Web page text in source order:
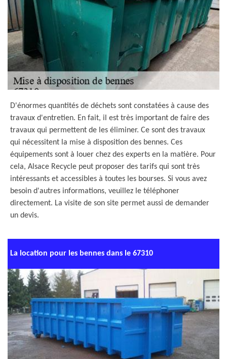
D'énormes quantités de déchets sont constatées à cause des
travaux d'entretien. En fait, il est très important de faire des
travaux qui permettent de les éliminer. Ce sont des travaux
qui nécessitent la mise à disposition des bennes. Ces
équipements sont à louer chez des experts en la matière. Pour
cela, Alsace Recycle peut proposer des tarifs qui sont très
intéressants et accessibles à toutes les bourses. Si vous avez
besoin d'autres informations, veuillez le téléphoner
directement. La visite de son site permet aussi de demander
un devis.
La location pour les bennes dans le 67310